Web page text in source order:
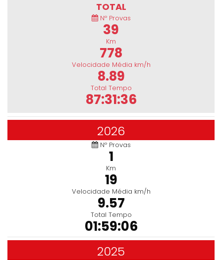
TOTAL
Nº Provas
39
Km
778
Velocidade Média km/h
8.89
Total Tempo
87:31:36
2026
Nº Provas
1
Km
19
Velocidade Média km/h
9.57
Total Tempo
01:59:06
2025